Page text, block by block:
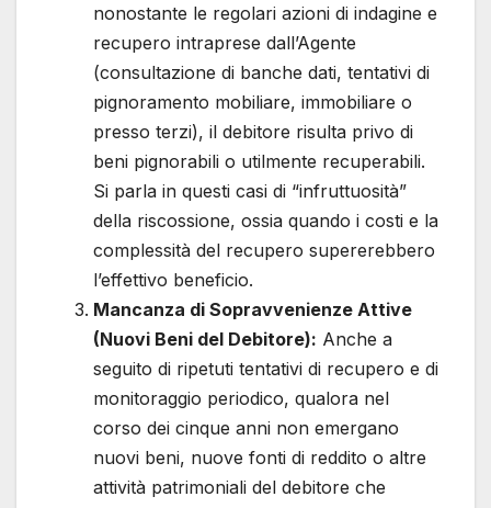
nonostante le regolari azioni di indagine e
recupero intraprese dall’Agente
(consultazione di banche dati, tentativi di
pignoramento mobiliare, immobiliare o
presso terzi), il debitore risulta privo di
beni pignorabili o utilmente recuperabili.
Si parla in questi casi di “infruttuosità”
della riscossione, ossia quando i costi e la
complessità del recupero supererebbero
l’effettivo beneficio.
Mancanza di Sopravvenienze Attive
(Nuovi Beni del Debitore): Anche a
seguito di ripetuti tentativi di recupero e di
monitoraggio periodico, qualora nel
corso dei cinque anni non emergano
nuovi beni, nuove fonti di reddito o altre
attività patrimoniali del debitore che